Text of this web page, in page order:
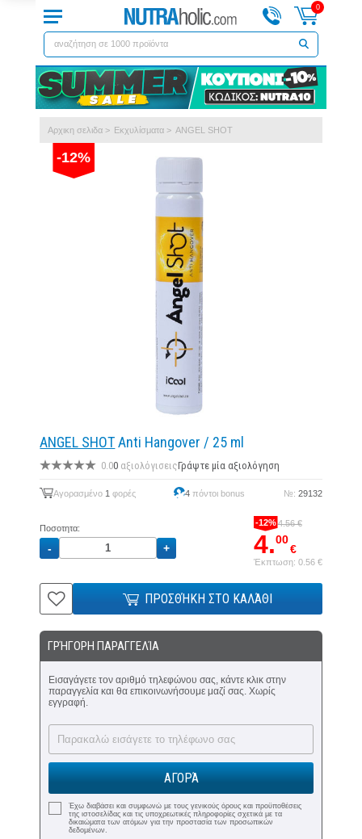
0
Αρχικη σελιδα > Eκχυλίσματα > ANGEL SHOT
-12%
ANGEL SHOTAnti Hangover / 25 ml
0.00 αξιολόγισειςΓράψτε μία αξιολόγηση
Αγορασμένο 1 φορές 4 πόντοι bonus №: 29132
Ποσοτητα:
-12% 4.56 €
4.00
€
Έκπτωση: 0.56 €
ΠΡΟΣΘΉΚΗ ΣΤΟ ΚΑΛΆΘΙ
ΓΡΉΓΟΡΗ ΠΑΡΑΓΓΕΛΊΑ
Εισαγάγετε τον αριθμό τηλεφώνου σας, κάντε κλικ στην
παραγγελία και θα επικοινωνήσουμε μαζί σας. Χωρίς
εγγραφή.
ΑΓΟΡΆ
Έχω διαβάσει και συμφωνώ με τους γενικούς όρους και προϋποθέσεις
της ιστοσελίδας και τις υποχρεωτικές πληροφορίες σχετικά με τα
δικαιώματα των ατόμων για την προστασία των προσωπικών
δεδομένων.